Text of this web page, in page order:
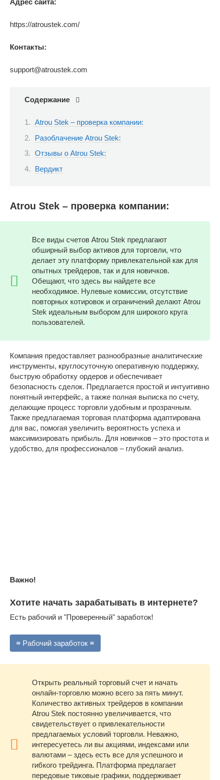
https://atroustek.com/
Контакты:
support@atroustek.com
Содержание
Atrou Stek – проверка компании:
Разоблачение Atrou Stek:
Отзывы о Atrou Stek:
Вердикт
Atrou Stek – проверка компании:
Все виды счетов Atrou Stek предлагают
обширный выбор активов для торговли, что
делает эту платформу привлекательной как для
опытных трейдеров, так и для новичков.
Обещают, что здесь вы найдете все
необходимое. Нулевые комиссии, отсутствие
повторных котировок и ограничений делают Atrou
Stek идеальным выбором для широкого круга
пользователей.
Компания предоставляет разнообразные аналитические
инструменты, круглосуточную оперативную поддержку,
быструю обработку ордеров и обеспечивает
безопасность сделок. Предлагается простой и интуитивно
понятный интерфейс, а также полная выписка по счету,
делающие процесс торговли удобным и прозрачным.
Также предлагаемая торговая платформа адаптирована
для вас, помогая увеличить вероятность успеха и
максимизировать прибыль. Для новичков – это простота и
удобство, для профессионалов – глубокий анализ.
Важно!
Хотите начать зарабатывать в интернете?
Есть рабочий и "Проверенный" заработок!
≡ Рабочий заработок ≡
Открыть реальный торговый счет и начать
онлайн-торговлю можно всего за пять минут.
Количество активных трейдеров в компании
Atrou Stek постоянно увеличивается, что
свидетельствует о привлекательности
предлагаемых условий торговли. Неважно,
интересуетесь ли вы акциями, индексами или
валютами – здесь есть все для успешного и
гибкого трейдинга. Платформа предлагает
передовые тиковые графики, поддерживает